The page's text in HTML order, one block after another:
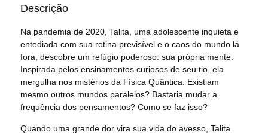
Descrição
Na pandemia de 2020, Talita, uma adolescente inquieta e
entediada com sua rotina previsível e o caos do mundo lá
fora, descobre um refúgio poderoso: sua própria mente.
Inspirada pelos ensinamentos curiosos de seu tio, ela
mergulha nos mistérios da Física Quântica. Existiam
mesmo outros mundos paralelos? Bastaria mudar a
frequência dos pensamentos? Como se faz isso?
Quando uma grande dor vira sua vida do avesso, Talita